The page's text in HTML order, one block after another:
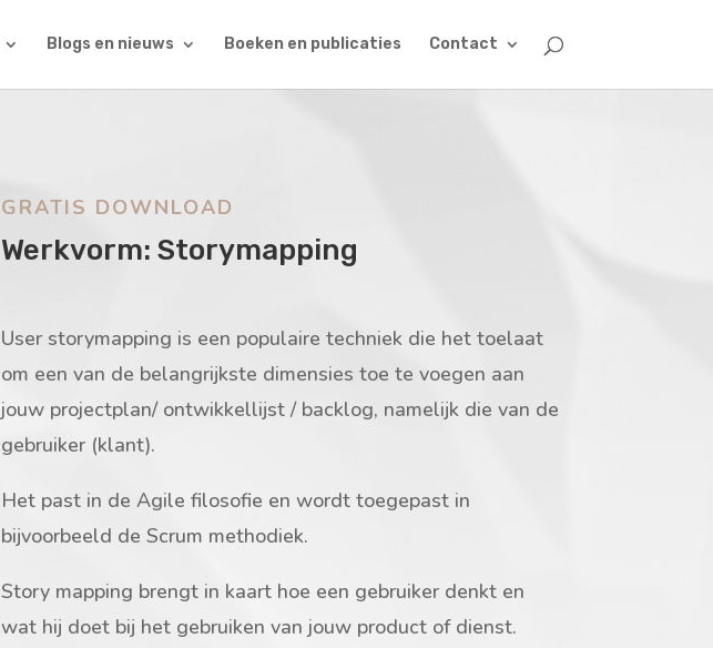
Blogs en nieuws Boeken en publicaties Contact
GRATIS DOWNLOAD
Werkvorm: Storymapping
User storymapping is een populaire techniek die het toelaat
om een van de belangrijkste dimensies toe te voegen aan
jouw projectplan/ ontwikkellijst / backlog, namelijk die van de
gebruiker (klant).
Het past in de Agile filosofie en wordt toegepast in
bijvoorbeeld de Scrum methodiek.
Story mapping brengt in kaart hoe een gebruiker denkt en
wat hij doet bij het gebruiken van jouw product of dienst.